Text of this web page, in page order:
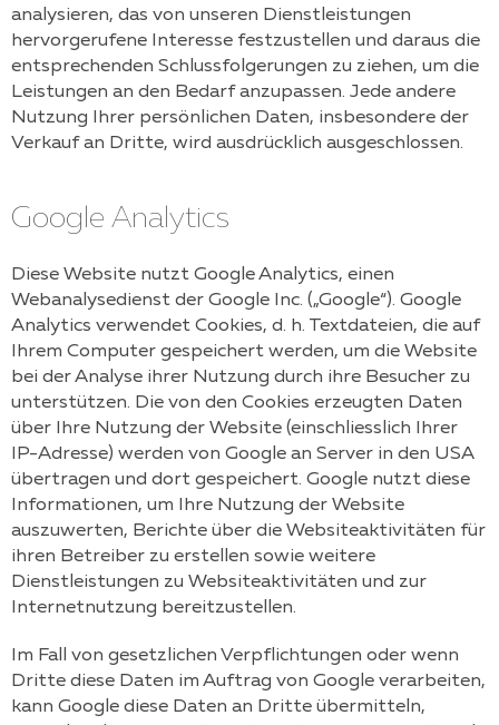
analysieren, das von unseren Dienstleistungen
hervorgerufene Interesse festzustellen und daraus die
entsprechenden Schlussfolgerungen zu ziehen, um die
Leistungen an den Bedarf anzupassen. Jede andere
Nutzung Ihrer persönlichen Daten, insbesondere der
Verkauf an Dritte, wird ausdrücklich ausgeschlossen.
Google Analytics
Diese Website nutzt Google Analytics, einen
Webanalysedienst der Google Inc. („Google“). Google
Analytics verwendet Cookies, d. h. Textdateien, die auf
Ihrem Computer gespeichert werden, um die Website
bei der Analyse ihrer Nutzung durch ihre Besucher zu
unterstützen. Die von den Cookies erzeugten Daten
über Ihre Nutzung der Website (einschliesslich Ihrer
IP-Adresse) werden von Google an Server in den USA
übertragen und dort gespeichert. Google nutzt diese
Informationen, um Ihre Nutzung der Website
auszuwerten, Berichte über die Websiteaktivitäten für
ihren Betreiber zu erstellen sowie weitere
Dienstleistungen zu Websiteaktivitäten und zur
Internetnutzung bereitzustellen.
Im Fall von gesetzlichen Verpflichtungen oder wenn
Dritte diese Daten im Auftrag von Google verarbeiten,
kann Google diese Daten an Dritte übermitteln,